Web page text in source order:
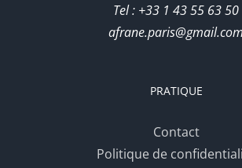
Tel : +33 1 43 55 63 50
afrane.paris@gmail.com
PRATIQUE
Contact
Politique de